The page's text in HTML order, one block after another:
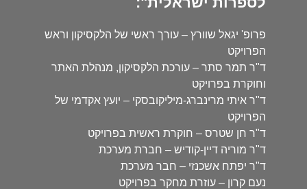
פרופ' יגאל שוורץ – עורך ראשי של הלקסיקון וראש
הפרויקט
ד"ר תמר סתר – עורכת הלקסיקון, מנהלת האתר
וחוקרת בפרויקט
ד"ר איתי מרינברג-מיליקובסקי – יועץ אקדמי של
הפרויקט
ד"ר חן שטרס – חוקרת ראשית בפרויקט
ד"ר מוריה דיין-קודיש – חברת מערכת
ד"ר יפתח אשכנזי – חבר מערכת
נעם קרון – עוזרת מחקר בפרויקט